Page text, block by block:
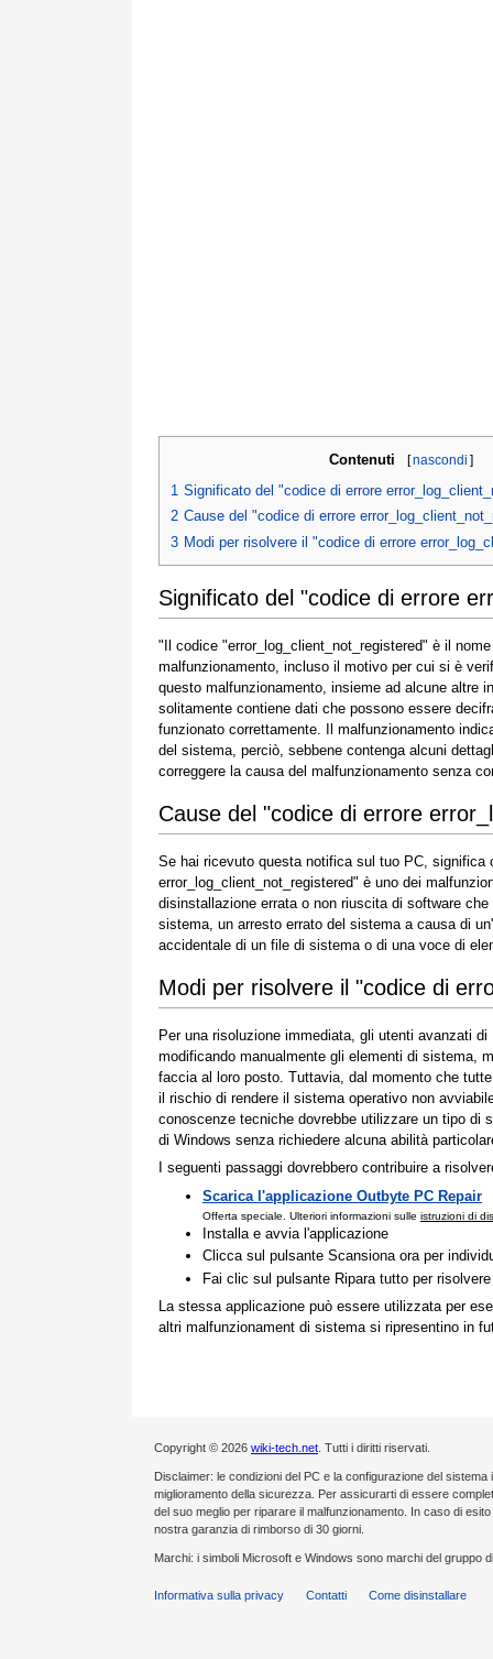
Contenuti [nascondi ]
1 Significato del "codice di errore
2 Cause del "codice di errore
3 Modi per risolvere il "codice di errore
Significato del "codice di errore
"Il codice "error_log_client_not_registered" è il
malfunzionamento, incluso il motivo per cui si è
questo malfunzionamento, insieme ad alcune altre
solitamente contiene dati che possono essere
funzionato correttamente. Il malfunzionamento
del sistema, perciò, sebbene contenga alcuni
correggere la causa del malfunzionamento senza
Cause del "codice di errore
Se hai ricevuto questa notifica sul tuo PC,
error_log_client_not_registered" è uno dei
disinstallazione errata o non riuscita di software
sistema, un arresto errato del sistema a causa di
accidentale di un file di sistema o di una voce di
Modi per risolvere il "codice di
Per una risoluzione immediata, gli utenti avanzati
modificando manualmente gli elementi di sistema,
faccia al loro posto. Tuttavia, dal momento che
il rischio di rendere il sistema operativo non
conoscenze tecniche dovrebbe utilizzare un tipo di
di Windows senza richiedere alcuna abilità
I seguenti passaggi dovrebbero contribuire a
Scarica l'applicazione Outbyte PC Repair
Offerta speciale. Ulteriori informazioni sulle istruzioni di
Installa e avvia l'applicazione
Clicca sul pulsante Scansiona ora per
Fai clic sul pulsante Ripara tutto per
La stessa applicazione può essere utilizzata per
altri malfunzionament di sistema si ripresentino in
Copyright © 2026 wiki-tech.net . Tutti i diritti riservati.
Disclaimer: le condizioni del PC e la configurazione del
miglioramento della sicurezza. Per assicurarti di essere
del suo meglio per riparare il malfunzionamento. In caso di
nostra garanzia di rimborso di 30 giorni.
Marchi: i simboli Microsoft e Windows sono marchi del gruppo
Informativa sulla privacy Contatti Come disinstallare